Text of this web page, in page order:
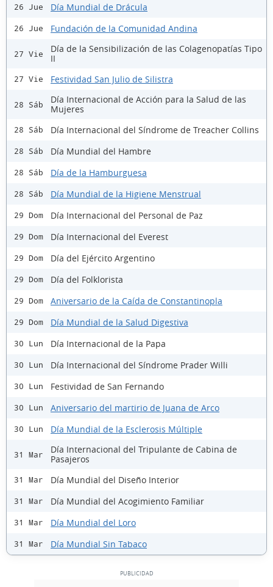
26 Jue Día Mundial de Drácula
26 Jue Fundación de la Comunidad Andina
27 Vie
Día de la Sensibilización de las Colagenopatías Tipo
II
27 Vie Festividad San Julio de Silistra
28 Sáb
Día Internacional de Acción para la Salud de las
Mujeres
28 Sáb Día Internacional del Síndrome de Treacher Collins
28 Sáb Día Mundial del Hambre
28 Sáb Día de la Hamburguesa
28 Sáb Día Mundial de la Higiene Menstrual
29 Dom Día Internacional del Personal de Paz
29 Dom Día Internacional del Everest
29 Dom Día del Ejército Argentino
29 Dom Día del Folklorista
29 Dom Aniversario de la Caída de Constantinopla
29 Dom Día Mundial de la Salud Digestiva
30 Lun Día Internacional de la Papa
30 Lun Día Internacional del Síndrome Prader Willi
30 Lun Festividad de San Fernando
30 Lun Aniversario del martirio de Juana de Arco
30 Lun Día Mundial de la Esclerosis Múltiple
31 Mar
Día Internacional del Tripulante de Cabina de
Pasajeros
31 Mar Día Mundial del Diseño Interior
31 Mar Día Mundial del Acogimiento Familiar
31 Mar Día Mundial del Loro
31 Mar Día Mundial Sin Tabaco